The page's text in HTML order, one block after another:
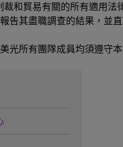
和貿易有關的所有適用法
告其盡職調查的結果，並
美光所有團隊成員均須遵守